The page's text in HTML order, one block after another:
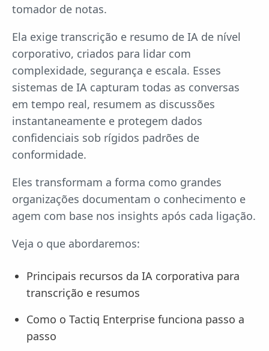
tomador de notas.
Ela exige transcrição e resumo de IA de nível
corporativo, criados para lidar com
complexidade, segurança e escala. Esses
sistemas de IA capturam todas as conversas
em tempo real, resumem as discussões
instantaneamente e protegem dados
confidenciais sob rígidos padrões de
conformidade.
Eles transformam a forma como grandes
organizações documentam o conhecimento e
agem com base nos insights após cada ligação.
Veja o que abordaremos:
Principais recursos da IA corporativa para
transcrição e resumos
Como o Tactiq Enterprise funciona passo a
passo